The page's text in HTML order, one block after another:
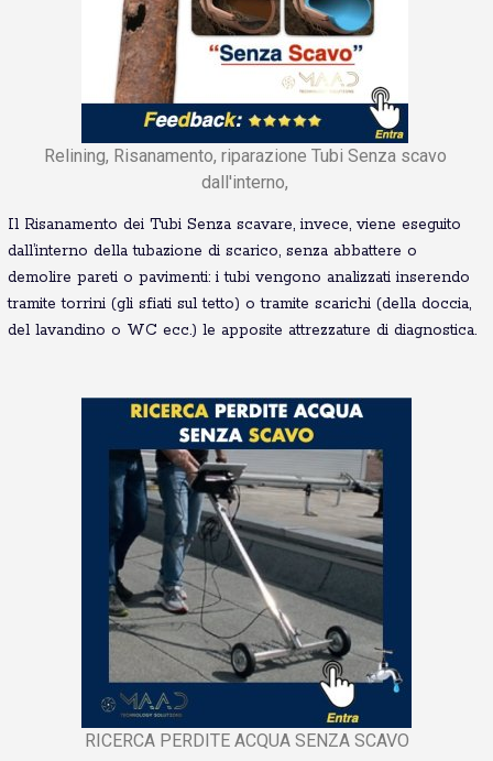
Relining, Risanamento, riparazione Tubi Senza scavo
dall'interno,
Il Risanamento dei Tubi Senza scavare, invece, viene eseguito
dall’interno della tubazione di scarico, senza abbattere o
demolire pareti o pavimenti: i tubi vengono analizzati inserendo
tramite torrini (gli sfiati sul tetto) o tramite scarichi (della doccia,
del lavandino o WC ecc.) le apposite attrezzature di diagnostica.
RICERCA PERDITE ACQUA SENZA SCAVO